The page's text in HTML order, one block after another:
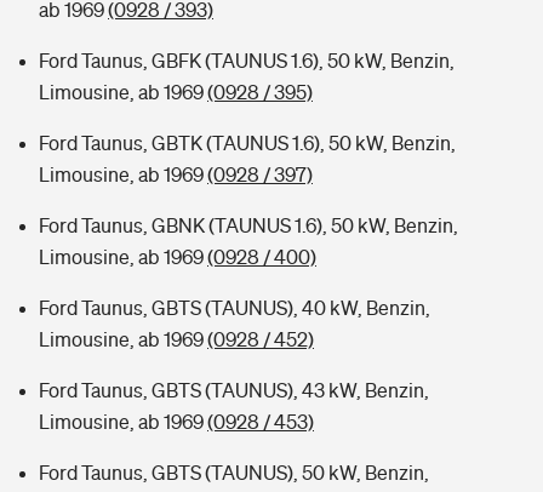
ab 1969(0928 / 393)
Ford Taunus, GBFK (TAUNUS 1.6), 50 kW, Benzin,
Limousine, ab 1969(0928 / 395)
Ford Taunus, GBTK (TAUNUS 1.6), 50 kW, Benzin,
Limousine, ab 1969(0928 / 397)
Ford Taunus, GBNK (TAUNUS 1.6), 50 kW, Benzin,
Limousine, ab 1969(0928 / 400)
Ford Taunus, GBTS (TAUNUS), 40 kW, Benzin,
Limousine, ab 1969(0928 / 452)
Ford Taunus, GBTS (TAUNUS), 43 kW, Benzin,
Limousine, ab 1969(0928 / 453)
Ford Taunus, GBTS (TAUNUS), 50 kW, Benzin,